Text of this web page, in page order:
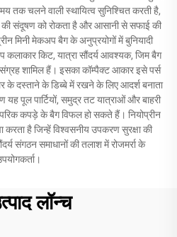
तक चलने वाली स्थायित्व सुनिश्चित करती है,
संदूषण को रोकता है और आसानी से सफाई की
मिनी मेकअप बैग के अनुप्रयोगों में बुनियादी
किट, यात्रा सौंदर्य आवश्यक, जिम बैग
शामिल हैं। इसका कॉम्पैक्ट आकार इसे पर्स
के दस्ताने के डिब्बे में रखने के लिए आदर्श बनाता
पूल पार्टियों, समुद्र तट यात्राओं और बाहरी
कपड़े के बैग विफल हो सकते हैं। नियोप्रीन
है जिन्हें विश्वसनीय उपकरण सुरक्षा की
संगठन समाधानों की तलाश में रोजमर्रा के
लॉन्च